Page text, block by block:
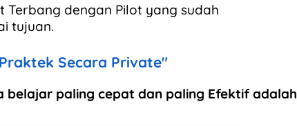
dengan Pilot yang sudah
tujuan.
Secara Private"
belajar paling cepat dan paling Efektif adalah